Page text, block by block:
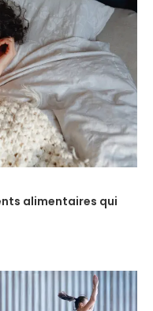
alimentaires qui